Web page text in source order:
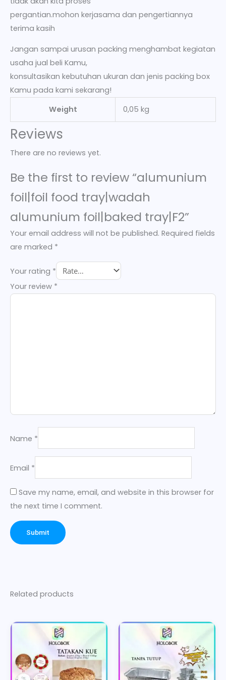
pergantian.mohon kerjasama dan pengertiannya
terima kasih
Jangan sampai urusan packing menghambat kegiatan
usaha jual beli Kamu,
konsultasikan kebutuhan ukuran dan jenis packing box
Kamu pada kami sekarang!
Weight
0,05 kg
Reviews
There are no reviews yet.
Be the first to review “alumunium
foil|foil food tray|wadah
alumunium foil|baked tray|F2”
Your email address will not be published. Required fields
are marked *
Your rating *
Your review *
Name *
Email *
Save my name, email, and website in this browser for
the next time I comment.
Related products
Price
range:
Rp12.500
through
Rp75.800
This
product
has
multiple